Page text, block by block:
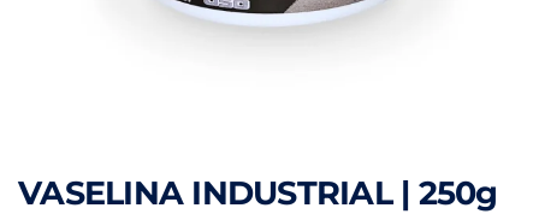
VASELINA INDUSTRIAL | 250g